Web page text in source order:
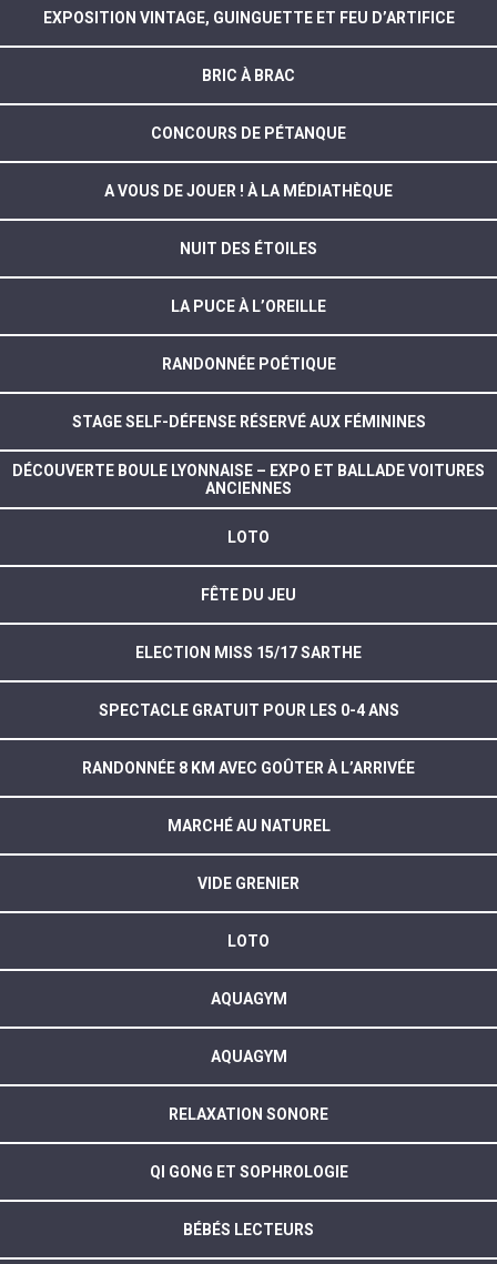
EXPOSITION VINTAGE, GUINGUETTE ET FEU D’ARTIFICE
BRIC À BRAC
CONCOURS DE PÉTANQUE
A VOUS DE JOUER ! À LA MÉDIATHÈQUE
NUIT DES ÉTOILES
LA PUCE À L’OREILLE
RANDONNÉE POÉTIQUE
STAGE SELF-DÉFENSE RÉSERVÉ AUX FÉMININES
DÉCOUVERTE BOULE LYONNAISE – EXPO ET BALLADE VOITURES
ANCIENNES
LOTO
FÊTE DU JEU
ELECTION MISS 15/17 SARTHE
SPECTACLE GRATUIT POUR LES 0-4 ANS
RANDONNÉE 8 KM AVEC GOÛTER À L’ARRIVÉE
MARCHÉ AU NATUREL
VIDE GRENIER
LOTO
AQUAGYM
AQUAGYM
RELAXATION SONORE
QI GONG ET SOPHROLOGIE
BÉBÉS LECTEURS